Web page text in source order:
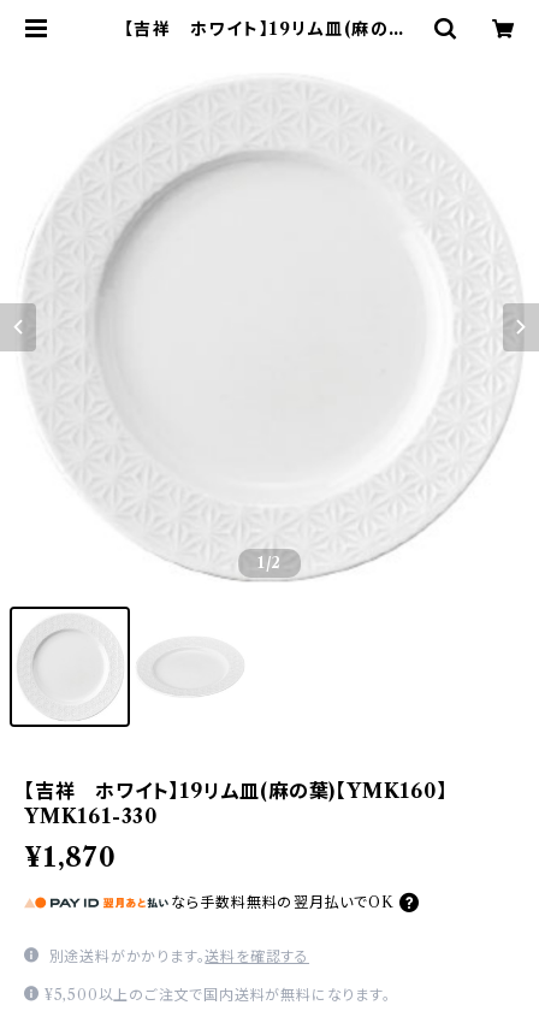
【吉祥 ホワイト】19リム皿(麻の葉)
式オンラインショップ
1 /2
【吉祥 ホワイト】19リム皿(麻の葉)【YMK160】
YMK161-330
¥1,870
なら 手数料無料の 翌月払いでOK
別途送料がかかります。送料を確認する
¥5,500以上のご注文で国内送料が無料になります。